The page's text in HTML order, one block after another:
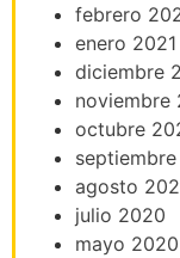
febrero
enero 2021
diciembre
noviembre
octubre
agosto
julio 2020
mayo 2020